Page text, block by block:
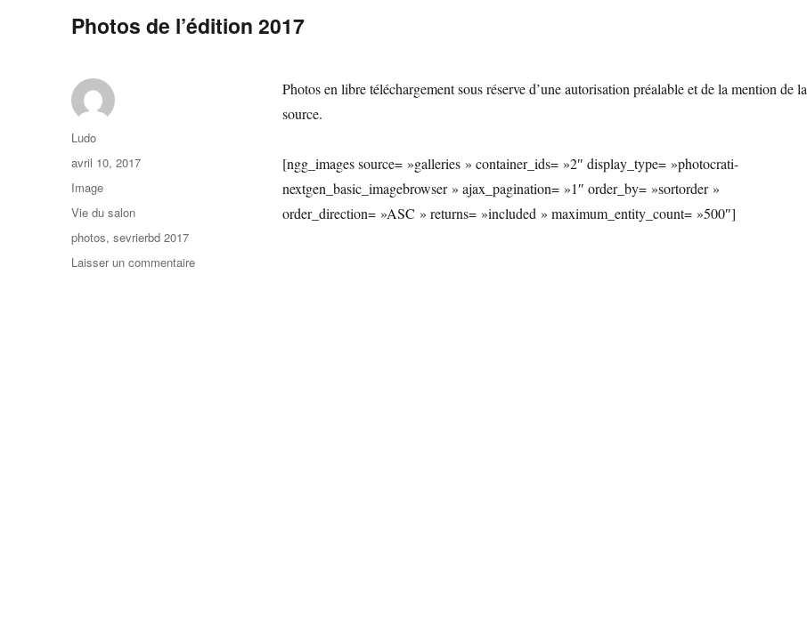
Photos de l’édition 2017
Photos en libre téléchargement sous réserve d’une autorisation préalable et de la mention de la
source.
[ngg_images source= »galleries » container_ids= »2″ display_type= »photocrati-
nextgen_basic_imagebrowser » ajax_pagination= »1″ order_by= »sortorder »
order_direction= »ASC » returns= »included » maximum_entity_count= »500″]
Ludo
avril 10, 2017
Image
Vie du salon
photos,sevrierbd 2017
Laisser un commentaire